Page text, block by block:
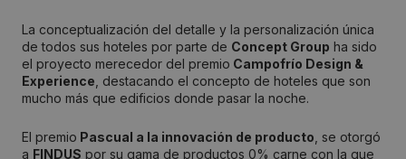
La conceptualización del detalle y la personalización única
de todos sus hoteles por parte de Concept Group ha sido
el proyecto merecedor del premio Campofrío Design &
Experience , destacando el concepto de hoteles que son
mucho más que edificios donde pasar la noche.
El premio Pascual a la innovación de producto , se otorgó
a FINDUS por su gama de productos 0% carne con la que